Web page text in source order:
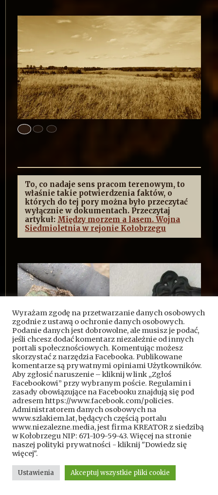
To, co nadaje sens pracom terenowym, to
właśnie takie potwierdzenia faktów, o
których do tej pory można było przeczytać
wyłącznie w dokumentach. Przeczytaj
artykuł: Między morzem a lasem. Wojna
Siedmioletnia w rejonie Kołobrzegu
Wyrażam zgodę na przetwarzanie danych osobowych
zgodnie z ustawą o ochronie danych osobowych.
Podanie danych jest dobrowolne, ale musisz je podać,
jeśli chcesz dodać komentarz niezależnie od innych
portali społecznościowych. Komentując możesz
skorzystać z narzędzia Facebooka. Publikowane
komentarze są prywatnymi opiniami Użytkowników.
Aby zgłosić naruszenie – kliknij w link „Zgłoś
Facebookowi” przy wybranym poście. Regulamin i
zasady obowiązujące na Facebooku znajdują się pod
adresem https://www.facebook.com/policies.
Administratorem danych osobowych na
www.szlakiem.lat, będących częścią portalu
www.niezalezne.media, jest firma KREATOR z siedzibą
w Kołobrzegu NIP: 671-109-59-43. Więcej na stronie
naszej polityki prywatności - kliknij "Dowiedz się
więcej".
Ustawienia Akceptuj wszystkie pliki cookie